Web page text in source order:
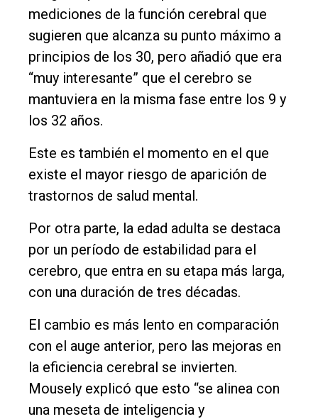
mediciones de la función cerebral que
sugieren que alcanza su punto máximo a
principios de los 30, pero añadió que era
“muy interesante” que el cerebro se
mantuviera en la misma fase entre los 9 y
los 32 años.
Este es también el momento en el que
existe el mayor riesgo de aparición de
trastornos de salud mental.
Por otra parte, la edad adulta se destaca
por un período de estabilidad para el
cerebro, que entra en su etapa más larga,
con una duración de tres décadas.
El cambio es más lento en comparación
con el auge anterior, pero las mejoras en
la eficiencia cerebral se invierten.
Mousely explicó que esto “se alinea con
una meseta de inteligencia y